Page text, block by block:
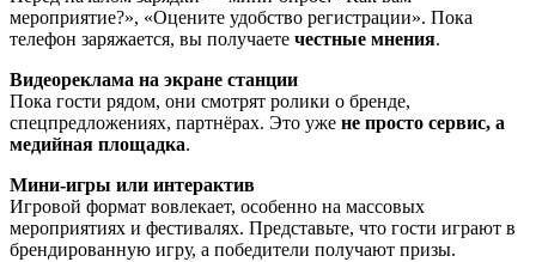
мероприятие?», «Оцените удобство регистрации». Пока
телефон заряжается, вы получаете честные мнения.
Видеореклама на экране станции
Пока гости рядом, они смотрят ролики о бренде,
спецпредложениях, партнёрах. Это уже не просто сервис, а
медийная площадка.
Мини-игры или интерактив
Игровой формат вовлекает, особенно на массовых
мероприятиях и фестивалях. Представьте, что гости играют в
брендированную игру, а победители получают призы.